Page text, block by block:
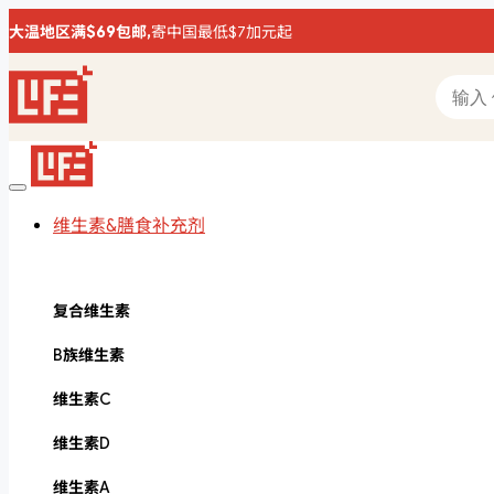
大温地区满$69包邮,寄中国最低$7加元起
维生素&膳食补充剂
复合维生素
B族维生素
维生素C
维生素D
维生素A